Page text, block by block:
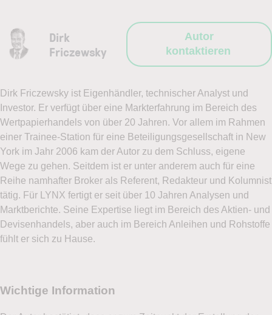
Dirk
Friczewsky
Autor
kontaktieren
Dirk Friczewsky ist Eigenhändler, technischer Analyst und
Investor. Er verfügt über eine Markterfahrung im Bereich des
Wertpapierhandels von über 20 Jahren. Vor allem im Rahmen
einer Trainee-Station für eine Beteiligungsgesellschaft in New
York im Jahr 2006 kam der Autor zu dem Schluss, eigene
Wege zu gehen. Seitdem ist er unter anderem auch für eine
Reihe namhafter Broker als Referent, Redakteur und Kolumnist
tätig. Für LYNX fertigt er seit über 10 Jahren Analysen und
Marktberichte. Seine Expertise liegt im Bereich des Aktien- und
Devisenhandels, aber auch im Bereich Anleihen und Rohstoffe
fühlt er sich zu Hause.